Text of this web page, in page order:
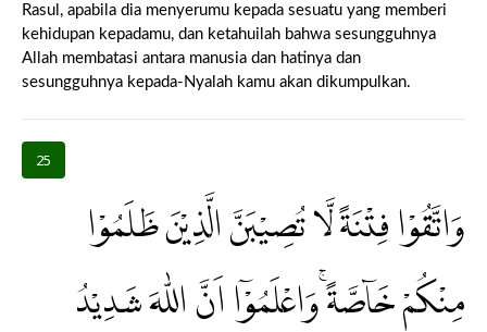
Rasul, apabila dia menyerumu kepada sesuatu yang memberi
kehidupan kepadamu, dan ketahuilah bahwa sesungguhnya
Allah membatasi antara manusia dan hatinya dan
sesungguhnya kepada-Nyalah kamu akan dikumpulkan.
25
وَاتَّقُوْا فِتْنَةً لَّا تُصِيْبَنَّ الَّذِيْنَ ظَلَمُوْا
مِنْكُمْ خَاۤصَّةً ۚوَاعْلَمُوْٓا اَنَّ اللّٰهَ شَدِيْدُ